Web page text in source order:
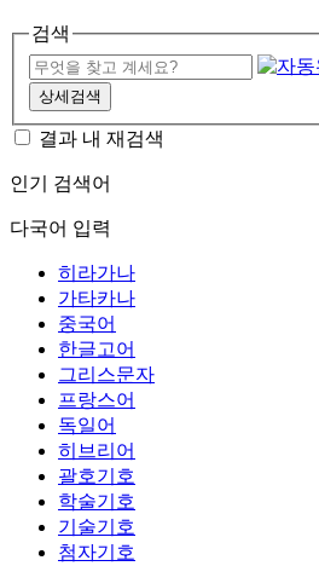
검색
상세검색
결과 내 재검색
인기 검색어
다국어 입력
히라가나
가타카나
중국어
한글고어
그리스문자
프랑스어
독일어
히브리어
괄호기호
학술기호
기술기호
첨자기호